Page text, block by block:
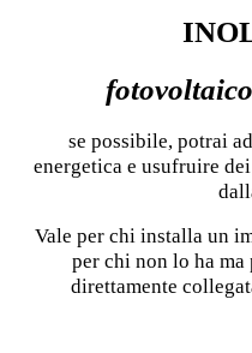
se possibile, potrai
energetica e usufruire
Vale per chi installa un
per chi non lo ha
direttamente